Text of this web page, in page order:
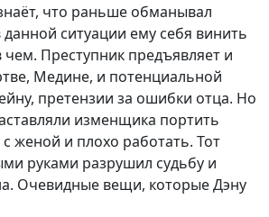
что раньше обманывал
ситуации ему себя винить
чем. Преступник предъявляет и
Медине, и потенциальной
претензии за ошибки отца. Но
изменщика портить
женой и плохо работать. Тот
руками разрушил судьбу и
Очевидные вещи, которые Дэну